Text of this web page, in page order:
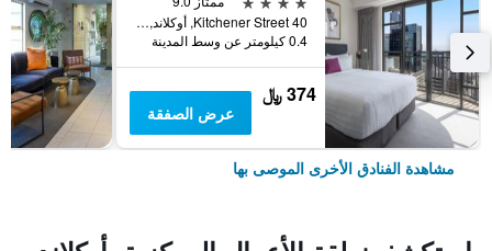
40 Kitchener Street, أوكلاند, نيوزيلندا
0.4 كيلومتر عن وسط المدينة
374 ﷼
عرض الصفقة
مشاهدة الفنادق الأخرى الموصى بها